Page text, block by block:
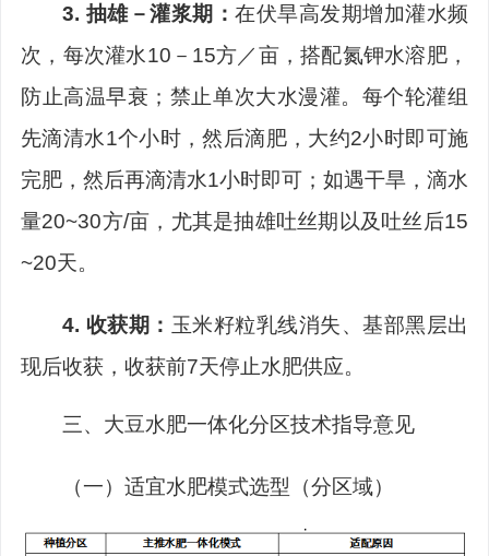
3. 抽雄－灌浆期： 在伏旱高发期增加灌水频
次，每次灌水10 － 15方／亩，搭配氮钾水溶肥，
防止高温早衰；禁止单次大水漫灌。 每个轮灌组
先滴清水1个小时，然后滴肥，大约2小时即可施
完肥，然后再滴清水1小时即可；如遇干旱，滴水
量20~30方/亩，尤其是抽雄吐丝期以及吐丝后15
~20天。
4. 收获期： 玉米籽粒乳线消失、基部黑层出
现后收获，收获前7天停止水肥供应。
三、 大豆水肥一体化分区技术指导意见
（一） 适宜水肥模式选型（分区域）